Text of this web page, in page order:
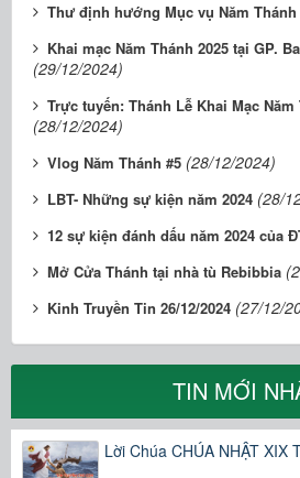
Thư định hướng Mục vụ Năm Thánh
Khai mạc Năm Thánh 2025 tại GP.
(29/12/2024)
Trực tuyến: Thánh Lễ Khai Mạc Năm
(28/12/2024)
Vlog Năm Thánh #5 (28/12/2024)
LBT- Những sự kiện năm 2024 (28/
12 sự kiện đánh dấu năm 2024 của
Mở Cửa Thánh tại nhà tù Rebibbia
Kinh Truyền Tin 26/12/2024 (27/12/
TIN MỚI
Lời Chúa CHÚA NHẬT XIX